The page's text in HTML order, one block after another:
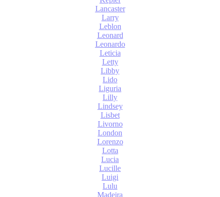
Lancaster
Larry
Leblon
Leonard
Leonardo
Leticia
Letty
Libby
Lido
Liguria
Lilly
Lindsey
Lisbet
Livorno
London
Lorenzo
Lotta
Lucia
Lucille
Luigi
Lulu
Madeira